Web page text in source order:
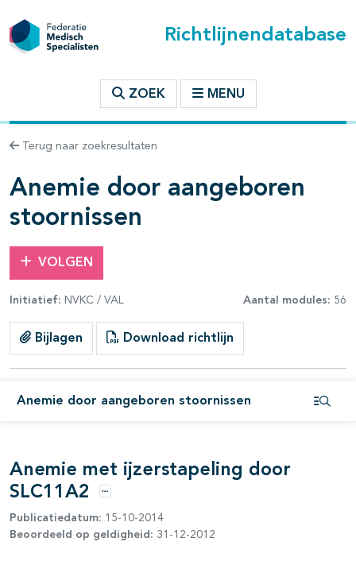
Richtlijnendatabase
ZOEK MENU
Terug naar zoekresultaten
Anemie door aangeboren
stoornissen
VOLGEN
Initiatief: NVKC / VAL Aantal modules: 56
Bijlagen Download richtlijn
Anemie door aangeboren stoornissen
binnen deze richtlijn
open- en dichtklappen
open- en dichtklappen
Anemie met ijzerstapeling door
SLC11A2
Opties
Publicatiedatum: 15-10-2014
Beoordeeld op geldigheid: 31-12-2012